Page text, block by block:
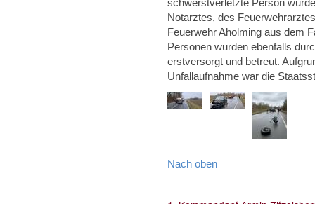
schwerstverletzte Person
Notarztes, des
Feuerwehr Aholming aus dem
Personen wurden ebenfalls
erstversorgt und betreut.
Unfallaufnahme war die
Nach oben